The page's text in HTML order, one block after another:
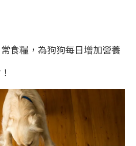
食糧，為狗狗每日增加營養